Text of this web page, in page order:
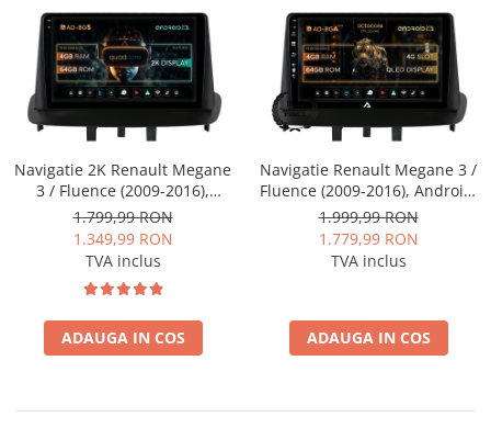
Mitsubishi
Land Rover
Mazda
Honda
Chrysler
Rame adaptoare Mazda
Rame adaptoare Kia
Rame adaptoare Alfa Romeo
Rame adaptoare Nissan
Rame adaptoare Fiat
Rame adaptoare Hyundai
Rame adaptoare Chevrolet
Navigatie 2K Renault Megane
3 / Fluence (2009-2016),
Android, S-Quadcore / 4GB
RAM + 64GB ROM, 9.5 Inch -
AD-BGS90042K+AD-
BGRKIT372
1.799,99 RON
1.349,99 RON
TVA inclus
ADAUGA IN COS
Navigatie Renault Megane 3 /
Fluence (2009-2016), Android,
A-Octacore / 4GB RAM + 64GB
ROM, 9 Inch - AD-
BGA9004+AD-BGRKIT372
1.999,99 RON
1.779,99 RON
TVA inclus
ADAUGA IN COS